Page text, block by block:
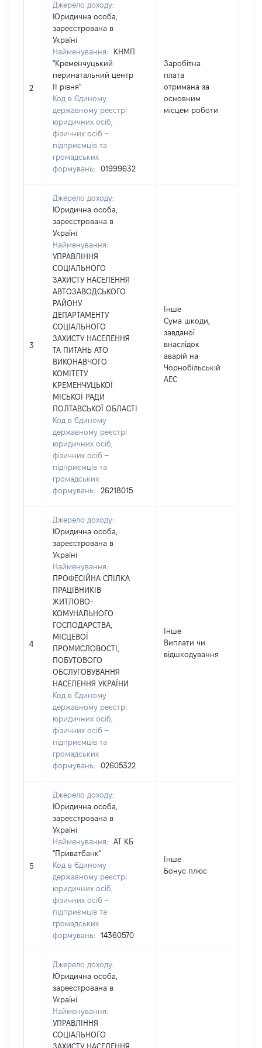
2
Джерело доходу:
Юридична особа,
зареєстрована в
Україні
Найменування:
КНМП
"Кременчуцький
перинатальний центр
ІІ рівня"
Код в Єдиному
державному реєстрі
юридичних осіб,
фізичних осіб –
підприємців та
громадських
формувань:
01999632
Заробітна
плата
отримана за
основним
місцем роботи
3
Джерело доходу:
Юридична особа,
зареєстрована в
Україні
Найменування:
УПРАВЛІННЯ
СОЦІАЛЬНОГО
ЗАХИСТУ НАСЕЛЕННЯ
АВТОЗАВОДСЬКОГО
РАЙОНУ
ДЕПАРТАМЕНТУ
СОЦІАЛЬНОГО
ЗАХИСТУ НАСЕЛЕННЯ
ТА ПИТАНЬ АТО
ВИКОНАВЧОГО
КОМІТЕТУ
КРЕМЕНЧУЦЬКОЇ
МІСЬКОЇ РАДИ
ПОЛТАВСЬКОЇ ОБЛАСТІ
Код в Єдиному
державному реєстрі
юридичних осіб,
фізичних осіб –
підприємців та
громадських
формувань:
26218015
Інше
Сума шкоди,
завданої
внаслідок
аварій на
Чорнобільській
АЕС
4
Джерело доходу:
Юридична особа,
зареєстрована в
Україні
Найменування:
ПРОФЕСІЙНА СПІЛКА
ПРАЦІВНИКІВ
ЖИТЛОВО-
КОМУНАЛЬНОГО
ГОСПОДАРСТВА,
МІСЦЕВОЇ
ПРОМИСЛОВОСТІ,
ПОБУТОВОГО
ОБСЛУГОВУВАННЯ
НАСЕЛЕННЯ УКРАЇНИ
Код в Єдиному
державному реєстрі
юридичних осіб,
фізичних осіб –
підприємців та
громадських
формувань:
02605322
Інше
Виплати чи
відшкодування
5
Джерело доходу:
Юридична особа,
зареєстрована в
Україні
Найменування:
АТ КБ
"Приватбанк"
Код в Єдиному
державному реєстрі
юридичних осіб,
фізичних осіб –
підприємців та
громадських
формувань:
14360570
Інше
Бонус плюс
Джерело доходу:
Юридична особа,
зареєстрована в
Україні
Найменування:
УПРАВЛІННЯ
СОЦІАЛЬНОГО
ЗАХИСТУ НАСЕЛЕННЯ